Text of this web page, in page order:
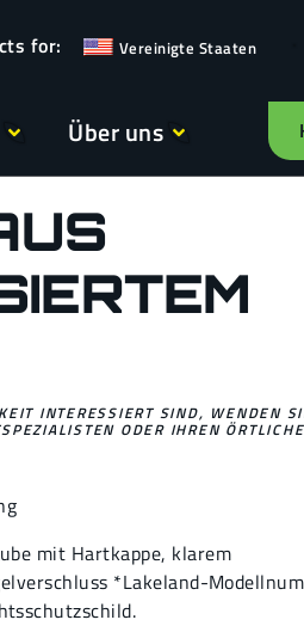
Vereinigte Staaten
Über uns
INTERESSIERT SIND, WENDEN
ODER IHREN
mit Hartkappe, klarem
*Lakeland-